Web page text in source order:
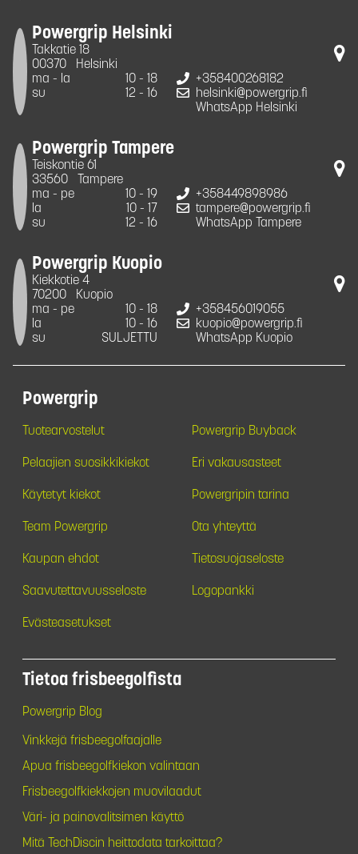
Powergrip Helsinki
Takkatie 18
00370
Helsinki
ma - la
10 - 18
su
12 - 16
+358400268182
helsinki@powergrip.fi
WhatsApp Helsinki
Powergrip Tampere
Teiskontie 61
33560
Tampere
ma - pe
10 - 19
la
10 - 17
su
12 - 16
+358449898986
tampere@powergrip.fi
WhatsApp Tampere
Powergrip Kuopio
Kiekkotie 4
70200
Kuopio
ma - pe
10 - 18
la
10 - 16
su
SULJETTU
+358456019055
kuopio@powergrip.fi
WhatsApp Kuopio
Powergrip
Tuotearvostelut Powergrip Buyback
Pelaajien suosikkikiekot Eri vakausasteet
Käytetyt kiekot Powergripin tarina
Team Powergrip Ota yhteyttä
Kaupan ehdot Tietosuojaseloste
Saavutettavuusseloste Logopankki
Evästeasetukset
Tietoa frisbeegolfista
Powergrip Blog
Vinkkejä frisbeegolfaajalle
Apua frisbeegolfkiekon valintaan
Frisbeegolfkiekkojen muovilaadut
Väri- ja painovalitsimen käyttö
Mitä TechDiscin heittodata tarkoittaa?